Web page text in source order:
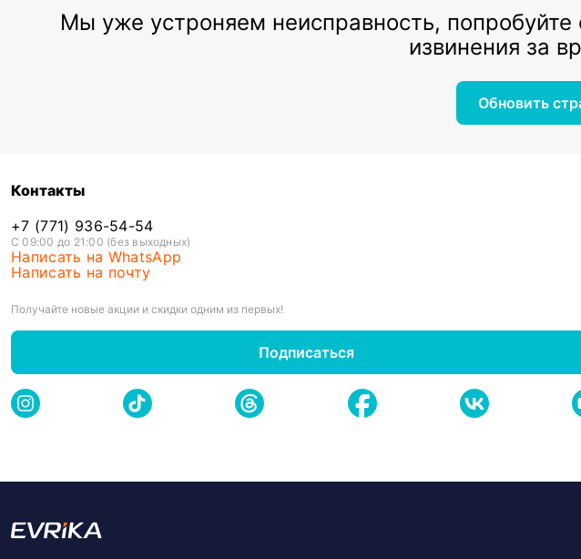
Мы уже устроняем неисправность,
извинения за
Обновить
Контакты
+7 (771) 936-54-54
С 09:00 до 21:00 (без выходных)
Написать на WhatsApp
Написать на почту
Получайте новые акции и скидки одним из первых!
Подписаться